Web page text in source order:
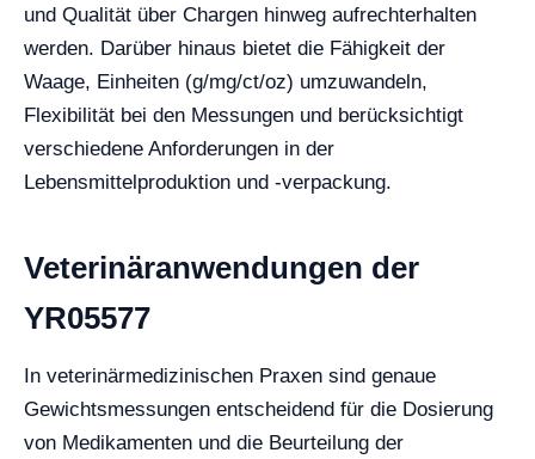
und Qualität über Chargen hinweg aufrechterhalten
werden. Darüber hinaus bietet die Fähigkeit der
Waage, Einheiten (g/mg/ct/oz) umzuwandeln,
Flexibilität bei den Messungen und berücksichtigt
verschiedene Anforderungen in der
Lebensmittelproduktion und -verpackung.
Veterinäranwendungen der
YR05577
In veterinärmedizinischen Praxen sind genaue
Gewichtsmessungen entscheidend für die Dosierung
von Medikamenten und die Beurteilung der